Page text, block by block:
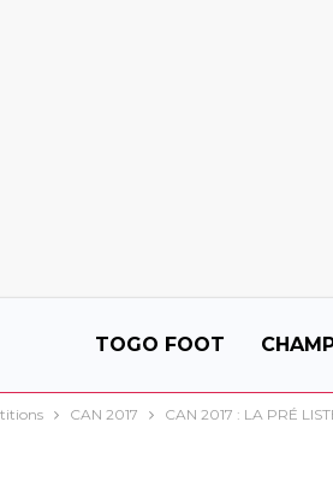
TOGO FOOT
CAN 2017 CAN 2017 : LA PRÉ